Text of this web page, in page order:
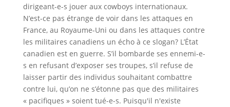
dirigeant-e-s jouer aux cowboys internationaux.
N’est-ce pas étrange de voir dans les attaques en
France, au Royaume-Uni ou dans les attaques contre
les militaires canadiens un écho à ce slogan? L’État
canadien est en guerre. S’il bombarde ses ennemi-e-
s en refusant d’exposer ses troupes, s’il refuse de
laisser partir des individus souhaitant combattre
contre lui, qu’on ne s’étonne pas que des militaires
« pacifiques » soient tué-e-s. Puisqu'il n'existe